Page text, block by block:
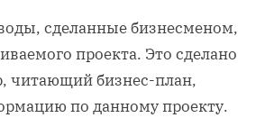
сделанные бизнесменом,
проекта. Это сделано
читающий бизнес-план,
по данному проекту.